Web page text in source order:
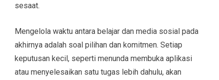
sesaat.
Mengelola waktu antara belajar dan media sosial pada
akhirnya adalah soal pilihan dan komitmen. Setiap
keputusan kecil, seperti menunda membuka aplikasi
atau menyelesaikan satu tugas lebih dahulu, akan